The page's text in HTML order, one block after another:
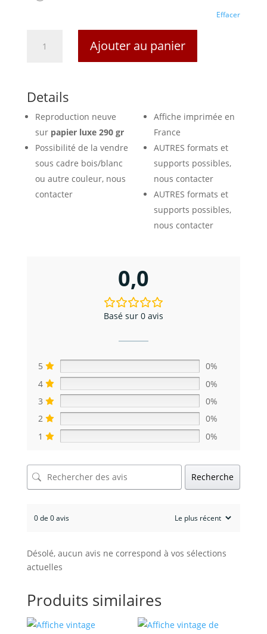
Effacer
Ajouter au panier
Details
Reproduction neuve
sur papier luxe 290 gr
Possibilité de la vendre
sous cadre bois/blanc
ou autre couleur, nous
contacter
Affiche imprimée en
France
AUTRES formats et
supports possibles,
nous contacter
AUTRES formats et
supports possibles,
nous contacter
0,0
Basé sur 0 avis
5
0%
4
0%
3
0%
2
0%
1
0%
Recherche
0 de 0 avis
Désolé, aucun avis ne correspond à vos sélections
actuelles
Produits similaires